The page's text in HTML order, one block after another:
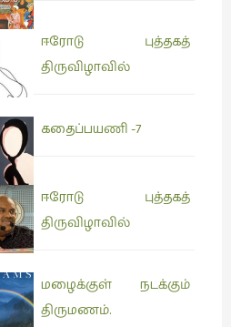
ஈரோடு புத்தகத்
திருவிழாவில்
கதைப்பயணி -7
ஈரோடு புத்தகத்
திருவிழாவில்
மழைக்குள் நடக்கும்
திருமணம்.